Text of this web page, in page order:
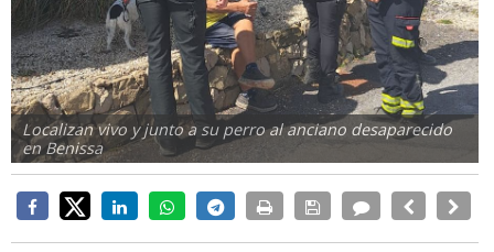
Localizan vivo y junto a su perro al anciano desaparecido
en Benissa